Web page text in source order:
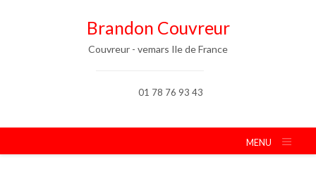
Brandon Couvreur
Couvreur - vemars Ile de France
01 78 76 93 43
MENU